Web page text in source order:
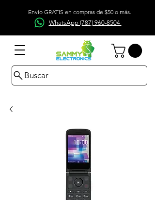
Envío GRATIS en compras de $50 o más.
WhatsApp (787) 960-8504
Buscar